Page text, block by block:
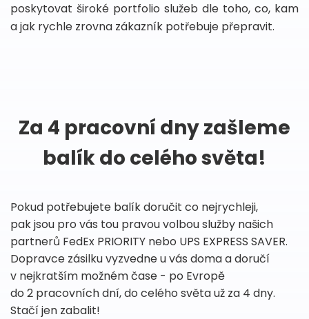
poskytovat široké portfolio služeb dle toho, co, kam
a jak rychle zrovna zákazník potřebuje přepravit.
Za 4 pracovní dny zašleme
balík do celého světa!
Pokud potřebujete balík doručit co nejrychleji,
pak jsou pro vás tou pravou volbou služby našich
partnerů FedEx PRIORITY nebo UPS EXPRESS SAVER.
Dopravce zásilku vyzvedne u vás doma a doručí
v nejkratším možném čase - po Evropě
do 2 pracovních dní, do celého světa už za 4 dny.
Stačí jen zabalit!